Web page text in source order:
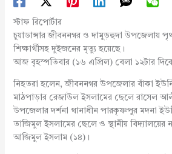
স্টাফ রিপোর্টার
চুয়াডাঙ্গার জীবননগর ও দামুড়হুদা উপজেলায়
শিক্ষার্থীসহ দুইজনের মৃত্যু হয়েছে।
আজ বৃহস্পতিবার (১৬ এপ্রিল) বেলা ১২টার দিকে
নিহতরা হলেন, জীবননগর উপজেলার বাঁকা
মাঠপাড়ার রেজাউল ইসলামের ছেলে রাসেল
উপজেলার দর্শনা থানাধীন পারকৃষ্ণপুর মদনা
তাজিমুল ইসলামের ছেলে ও স্থানীয় বিদ্যালয়ের
আজিমুল ইসলাম (১৪)।